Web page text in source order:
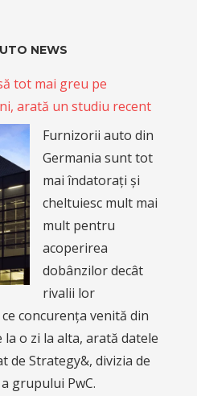
NEWS
tot mai greu pe
arată un studiu recent
Furnizorii auto din
Germania sunt tot
mai îndatorați și
cheltuiesc mult mai
mult pentru
acoperirea
dobânzilor decât
rivalii lor
concurența venită din
la o zi la alta, arată datele
de Strategy&, divizia de
grupului PwC.